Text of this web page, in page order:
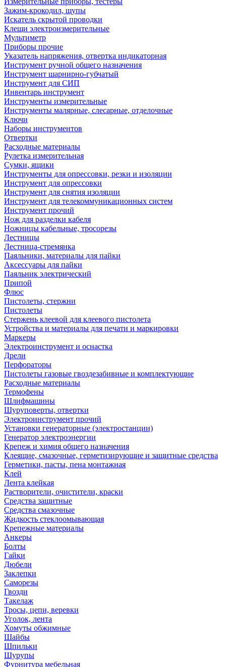
Зажим-крокодил, щупы
Искатель скрытой проводки
Клещи электроизмерительные
Мультиметр
Приборы прочие
Указатель напряжения, отвертка индикаторная
Инструмент ручной общего назначения
Инструмент шарнирно-губчатый
Инструмент для СИП
Инвентарь инструмент
Инструменты измерительные
Инструменты малярные, слесарные, отделочные
Ключи
Наборы инструментов
Отвертки
Расходные материалы
Рулетка измерительная
Сумки, ящики
Инструменты для опрессовки, резки и изоляции
Инструмент для опрессовки
Инструмент для снятия изоляции
Инструмент для телекоммуникационных систем
Инструмент прочий
Нож для разделки кабеля
Ножницы кабельные, тросорезы
Лестницы
Лестница-стремянка
Паяльники, материалы для пайки
Аксессуары для пайки
Паяльник электрический
Припой
Флюс
Пистолеты, стержни
Пистолеты
Стержень клеевой для клеевого пистолета
Устройства и материалы для печати и маркировки
Маркеры
Электроинструмент и оснастка
Дрели
Перфораторы
Пистолеты газовые гвоздезабивные и комплектующие
Расходные материалы
Термофены
Шлифмашины
Шуруповерты, отвертки
Электроинструмент прочий
Установки генераторные (электростанции)
Генератор электроэнергии
Крепеж и химия общего назначения
Клеящие, смазочные, герметизирующие и защитные средства
Герметики, пасты, пена монтажная
Клей
Лента клейкая
Растворители, очистители, краски
Средства защитные
Средства смазочные
Жидкость стеклоомывающая
Крепежные материалы
Анкеры
Болты
Гайки
Дюбели
Заклепки
Саморезы
Гвозди
Такелаж
Тросы, цепи, веревки
Уголок, лента
Хомуты обжимные
Шайбы
Шпильки
Шурупы
Фурнитура мебельная